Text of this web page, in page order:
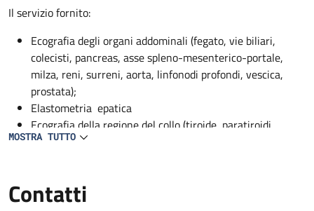
Descrizione
Il servizio fornito:
Ecografia degli organi addominali (fegato, vie biliari,
colecisti, pancreas, asse spleno-mesenterico-portale,
milza, reni, surreni, aorta, linfonodi profondi, vescica,
prostata);
Elastometria epatica
Ecografia della regione del collo (tiroide, paratiroidi,
ghiandole sottomandibolari, parotidi);
arteria epatica, arteria mesenterica superiore, arteria
MOSTRA TUTTO
Contatti